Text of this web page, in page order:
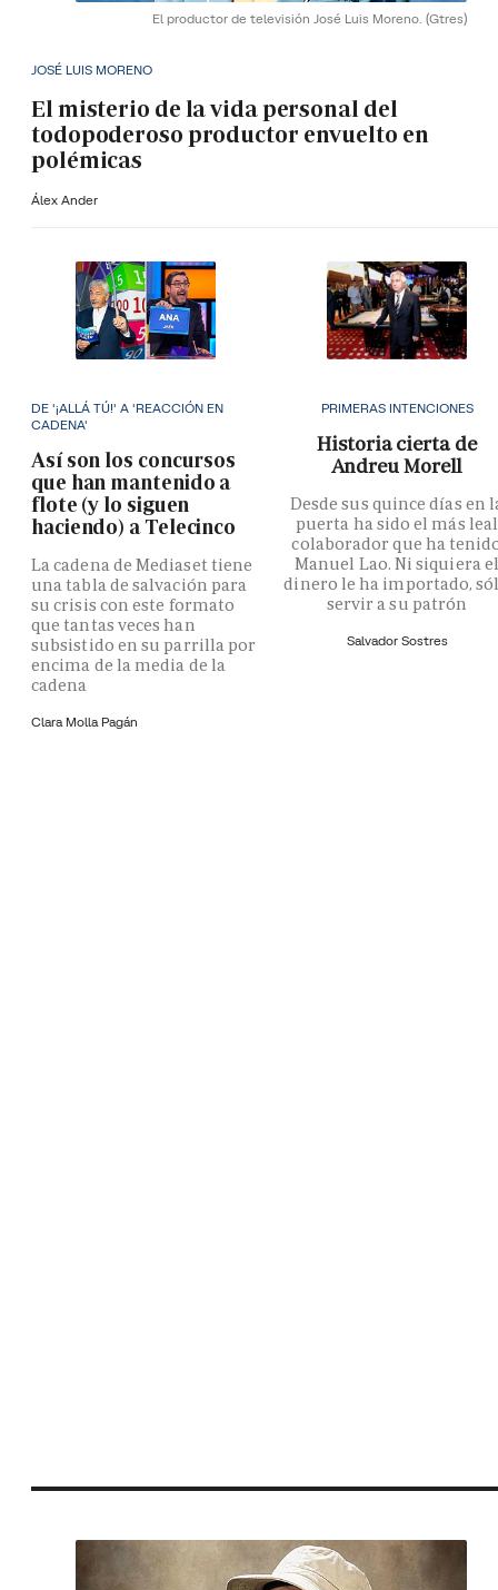
El productor de televisión José Luis Moreno. (Gtres)
JOSÉ LUIS MORENO
El misterio de la vida personal del
todopoderoso productor envuelto en
polémicas
Álex Ander
DE '¡ALLÁ TÚ!' A 'REACCIÓN EN
CADENA'
Así son los concursos
que han mantenido a
flote (y lo siguen
haciendo) a Telecinco
La cadena de Mediaset tiene
una tabla de salvación para
su crisis con este formato
que tantas veces han
subsistido en su parrilla por
encima de la media de la
cadena
Clara Molla Pagán
PRIMERAS INTENCIONES
Historia cierta de
Andreu Morell
Desde sus quince días en
puerta ha sido el más leal
colaborador que ha
Manuel Lao. Ni siquiera
dinero le ha importado,
servir a su patrón
Salvador Sostres